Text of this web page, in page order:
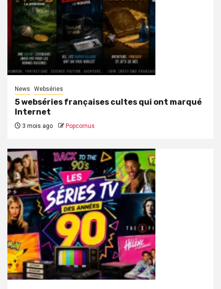
News Webséries
5 webséries françaises cultes qui ont marqué
Internet
3 mois ago Popcornus